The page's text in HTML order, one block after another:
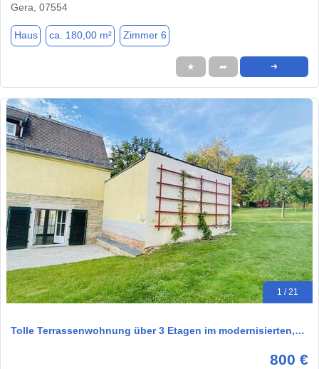
Gera, 07554
Haus ca. 180,00 m² Zimmer 6
★ ➦ ➜
1 / 21
Tolle Terrassenwohnung über 3 Etagen im modernisierten,…
800 €